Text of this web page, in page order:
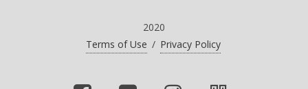
2020
Terms of Use / Privacy Policy